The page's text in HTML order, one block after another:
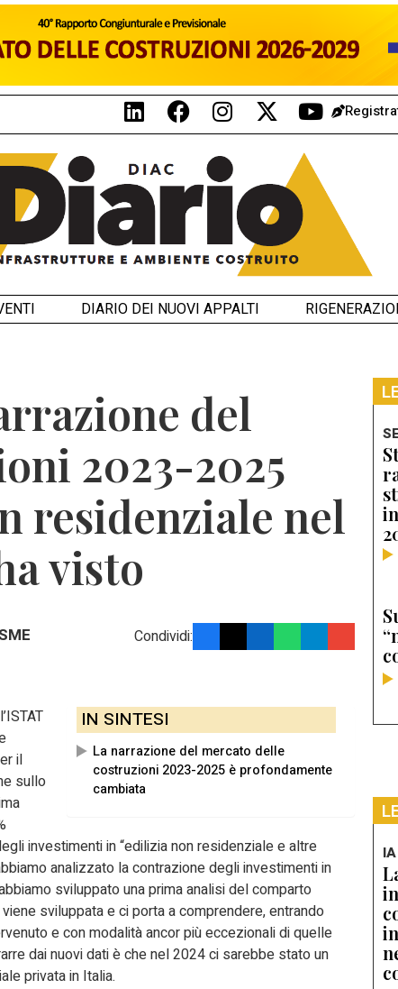
DIARIO DEI NUOVI APPALTI
del
2023-2025
residenziale nel
visto
Condividi:
IN SINTESI
La narrazione del mercato delle
costruzioni 2023-2025 è profondamente
cambiata
il
sullo
investimenti in “edilizia non residenziale e altre
analizzato la contrazione degli investimenti in
sviluppato una prima analisi del comparto
sviluppata e ci porta a comprendere, entrando
e con modalità ancor più eccezionali di quelle
dai nuovi dati è che nel 2024 ci sarebbe stato un
privata in Italia.